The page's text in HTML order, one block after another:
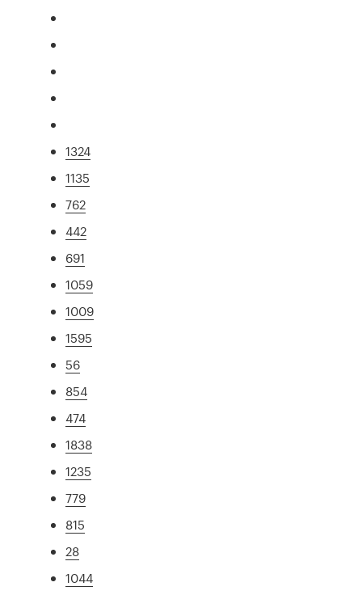
1324
1135
762
442
691
1059
1009
1595
56
854
474
1838
1235
779
815
28
1044